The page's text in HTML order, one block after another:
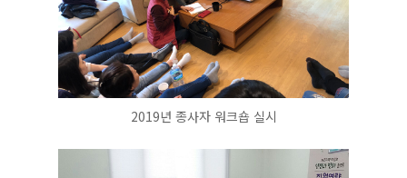
2019년 종사자 워크숍 실시